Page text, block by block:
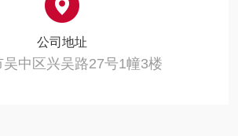
公司地址
吴中区兴吴路27号1幢3楼